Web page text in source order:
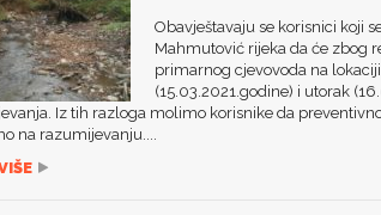
Obavještavaju se korisnici koji
Mahmutović rijeka da će zbog
primarnog cjevovoda na
(15.03.2021.godine) i utorak
Iz tih razloga molimo korisnike da
na razumijevanju....